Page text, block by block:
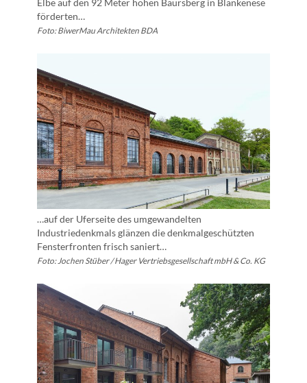
Elbe auf den 92 Meter hohen Baursberg in Blankenese
förderten…
Foto: BiwerMau Architekten BDA
…auf der Uferseite des umgewandelten
Industriedenkmals glänzen die denkmalgeschützten
Fensterfronten frisch saniert…
Foto: Jochen Stüber / Hager Vertriebsgesellschaft mbH & Co. KG